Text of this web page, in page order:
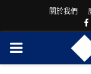
關於我們
PRIMARY